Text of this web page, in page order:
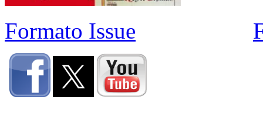
Formato Issue